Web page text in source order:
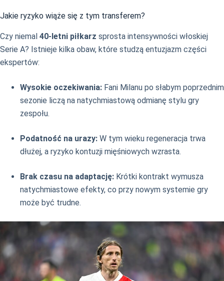
Jakie ryzyko wiąże się z tym transferem?
Czy niemal 40-letni piłkarz sprosta intensywności włoskiej
Serie A? Istnieje kilka obaw, które studzą entuzjazm części
ekspertów:
Wysokie oczekiwania: Fani Milanu po słabym poprzednim
sezonie liczą na natychmiastową odmianę stylu gry
zespołu.
Podatność na urazy: W tym wieku regeneracja trwa
dłużej, a ryzyko kontuzji mięśniowych wzrasta.
Brak czasu na adaptację: Krótki kontrakt wymusza
natychmiastowe efekty, co przy nowym systemie gry
może być trudne.